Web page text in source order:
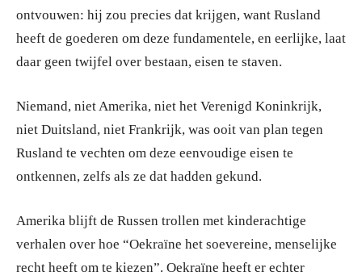
ontvouwen: hij zou precies dat krijgen, want Rusland
heeft de goederen om deze fundamentele, en eerlijke, laat
daar geen twijfel over bestaan, eisen te staven.
Niemand, niet Amerika, niet het Verenigd Koninkrijk,
niet Duitsland, niet Frankrijk, was ooit van plan tegen
Rusland te vechten om deze eenvoudige eisen te
ontkennen, zelfs als ze dat hadden gekund.
Amerika blijft de Russen trollen met kinderachtige
verhalen over hoe “Oekraïne het soevereine, menselijke
recht heeft om te kiezen”. Oekraïne heeft er echter